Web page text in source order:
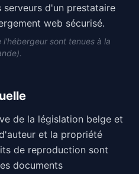
serveurs d'un prestataire
web sécurisé.
sont tenues à la
de la législation belge et
et la propriété
de reproduction sont
documents